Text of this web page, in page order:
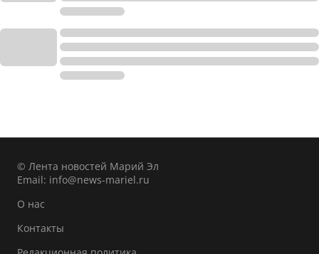
© Лента новостей Марий Эл
Email: info@news-mariel.ru
О нас
Контакты